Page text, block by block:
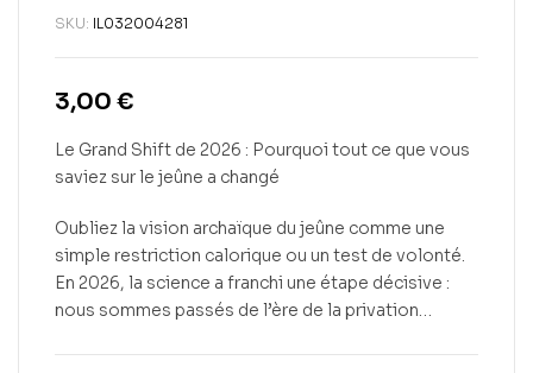
SKU: IL032004281
3,00 €
Le Grand Shift de 2026 : Pourquoi tout ce que vous
saviez sur le jeûne a changé
Oubliez la vision archaïque du jeûne comme une
simple restriction calorique ou un test de volonté.
En 2026, la science a franchi une étape décisive :
nous sommes passés de l’ère de la privation…